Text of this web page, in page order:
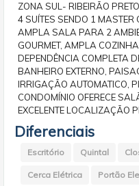
ZONA SUL- RIBEIRÃO
4 SUÍTES SENDO 1 MASTER
AMPLA SALA PARA 2
GOURMET, AMPLA
DEPENDÊNCIA COMPLETA
BANHEIRO EXTERNO,
IRRIGAÇÃO AUTOMATICO,
CONDOMÍNIO OFERECE
EXCELENTE LOCALIZAÇÃO
Diferenciais
Escritório Quintal
Cerca Elétrica Portão